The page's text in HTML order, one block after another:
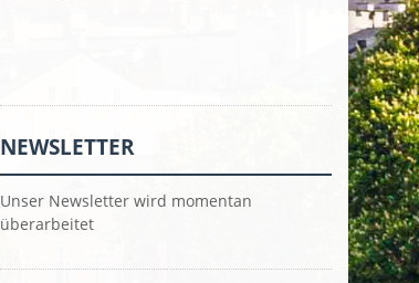
NEWSLETTER
Unser Newsletter wird momentan
überarbeitet